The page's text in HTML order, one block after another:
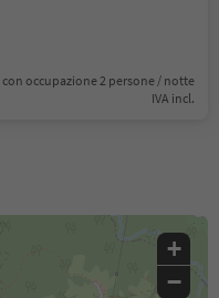
con occupazione 2 persone / notte
IVA incl.
+
−